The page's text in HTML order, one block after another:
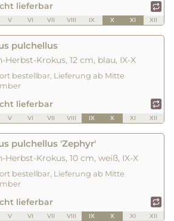
lieferbar
V VI VII VIII IX X XI XII
pulchellus
Herbst-Krokus, 12 cm, blau, IX-X
bestellbar, Lieferung ab Mitte
lieferbar
V VI VII VIII IX X XI XII
pulchellus 'Zephyr'
Herbst-Krokus, 10 cm, weiß, IX-X
bestellbar, Lieferung ab Mitte
lieferbar
V VI VII VIII IX X XI XII